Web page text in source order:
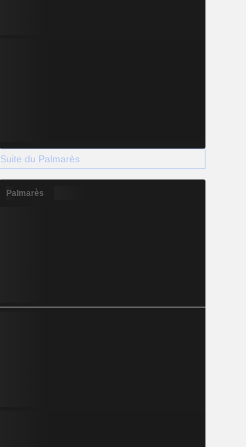
Suite du Palmarès
Palmarès